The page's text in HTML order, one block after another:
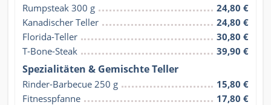
Rumpsteak 300 g
24,80 €
Kanadischer Teller
24,80 €
Florida-Teller
30,80 €
T-Bone-Steak
39,90 €
Spezialitäten & Gemischte Teller
Rinder-Barbecue 250 g
15,80 €
Fitnesspfanne
17,80 €